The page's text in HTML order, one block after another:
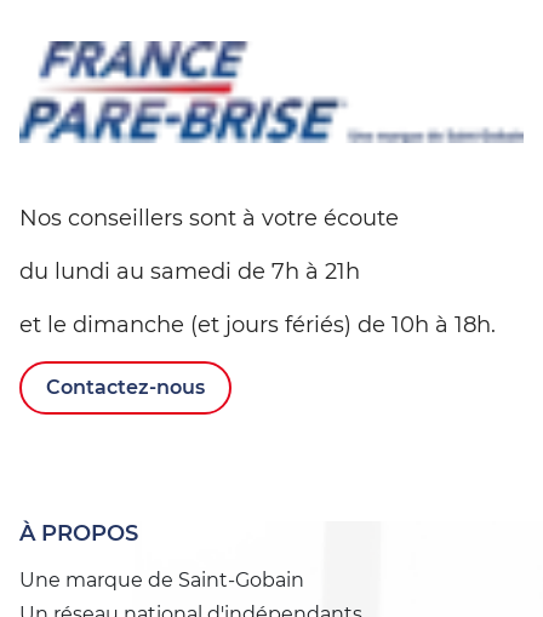
Nos conseillers sont à votre écoute
du lundi au samedi de 7h à 21h
et le dimanche (et jours fériés) de 10h à 18h.
Contactez-nous
À PROPOS
Une marque de Saint-Gobain